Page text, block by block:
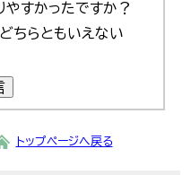
やすかったですか？
どちらともいえない
トップページへ戻る